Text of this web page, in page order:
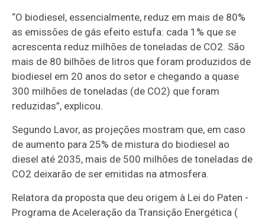
“O biodiesel, essencialmente, reduz em mais de 80%
as emissões de gás efeito estufa: cada 1% que se
acrescenta reduz milhões de toneladas de CO2. São
mais de 80 bilhões de litros que foram produzidos de
biodiesel em 20 anos do setor e chegando a quase
300 milhões de toneladas (de CO2) que foram
reduzidas”, explicou.
Segundo Lavor, as projeções mostram que, em caso
de aumento para 25% de mistura do biodiesel ao
diesel até 2035, mais de 500 milhões de toneladas de
CO2 deixarão de ser emitidas na atmosfera.
Relatora da proposta que deu origem à Lei do Paten -
Programa de Aceleração da Transição Energética (